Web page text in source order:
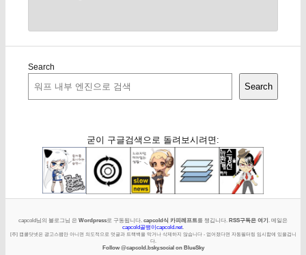
Search
Search
굳이 구글검색으로 돌려보시려면:
capcold님의 블로그님 은 Wordpress로 구동됩니다. capcold식 카피레프트를 챙깁니다. RSS구독은 여기. 메일은
capcold골뱅이capcold.net.
[주] 캡콜닷넷은 광고스팸만 아니면 의도적으로 덧글과 트랙백을 막거나 삭제하지 않습니다 - 없어졌다면 자동필터링 임시함에 있을겁니
다.
Follow @capcold.bsky.social on BlueSky